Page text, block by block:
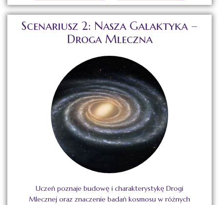
Scenariusz 2: Nasza Galaktyka –
Droga Mleczna
Uczeń poznaje budowę i charakterystykę Drogi
Mlecznej oraz znaczenie badań kosmosu w różnych